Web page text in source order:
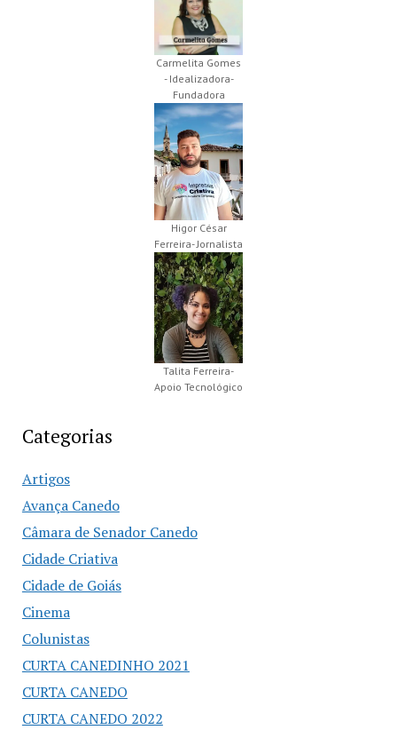
Carmelita Gomes
- Idealizadora-
Fundadora
Higor César
Ferreira- Jornalista
Talita Ferreira-
Apoio Tecnológico
Categorias
Artigos
Avança Canedo
Câmara de Senador Canedo
Cidade Criativa
Cidade de Goiás
Cinema
Colunistas
CURTA CANEDINHO 2021
CURTA CANEDO
CURTA CANEDO 2022